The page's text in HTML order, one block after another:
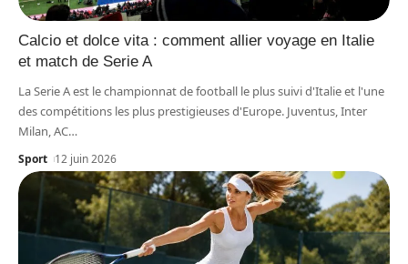
Calcio et dolce vita : comment allier voyage en Italie
et match de Serie A
La Serie A est le championnat de football le plus suivi d'Italie et l'une
des compétitions les plus prestigieuses d'Europe. Juventus, Inter
Milan, AC…
Sport 12 juin 2026